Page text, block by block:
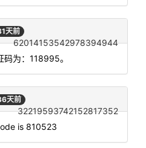
天前
62014153542978394944
码为：118995。
天前
32219593742152817352
is 810523